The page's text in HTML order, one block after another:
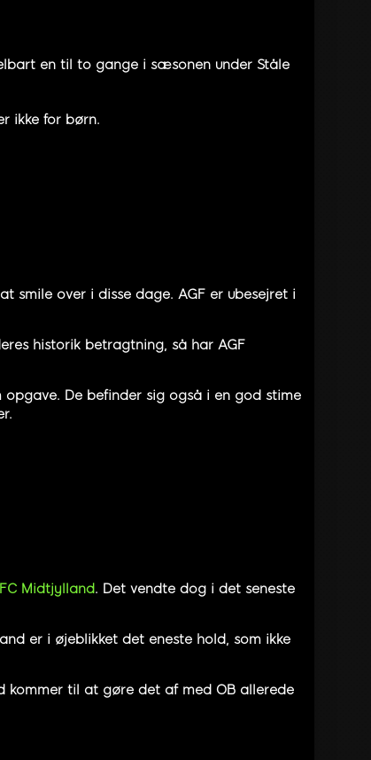
en til to gange i sæsonen under Ståle
ikke for børn.
smile over i disse dage. AGF er ubesejret i
historik betragtning, så har AGF
De befinder sig også i en god stime
FC Midtjylland. Det vendte dog i det seneste
er i øjeblikket det eneste hold, som ikke
kommer til at gøre det af med OB allerede